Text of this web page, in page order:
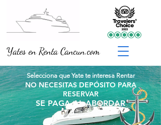
Yates en Renta Cancun.com
Selecciona que Yate te interesa Rentar
NO NECESITAS DEPÓSITO PARA
RESERVAR
SE PAGA AL ABORDAR